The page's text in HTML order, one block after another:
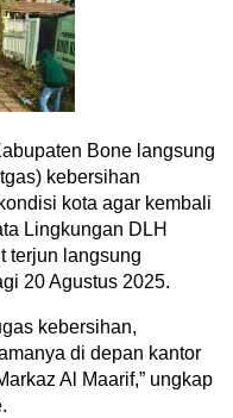
Bone langsung
kebersihan
kota agar kembali
Lingkungan DLH
terjun langsung
20 Agustus 2025.
kebersihan,
di depan kantor
Al Maarif,” ungkap